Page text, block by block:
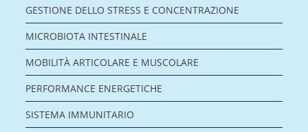
GESTIONE DELLO STRESS E CONCENTRAZIONE
MICROBIOTA INTESTINALE
MOBILITÀ ARTICOLARE E MUSCOLARE
PERFORMANCE ENERGETICHE
SISTEMA IMMUNITARIO